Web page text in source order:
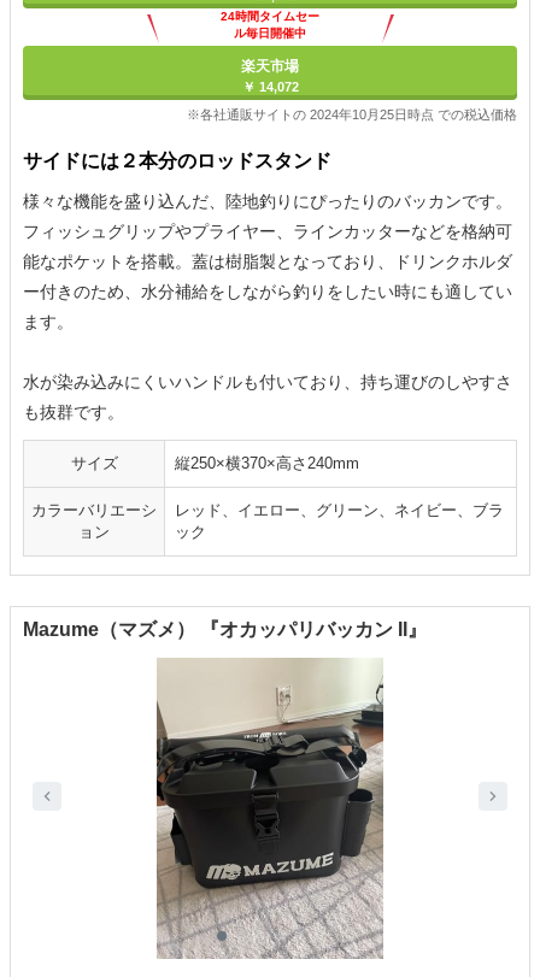
24時間タイムセー
ル毎日開催中
楽天市場
￥ 14,072
※各社通販サイトの 2024年10月25日時点 での税込価格
サイドには２本分のロッドスタンド
様々な機能を盛り込んだ、陸地釣りにぴったりのバッカンです。
フィッシュグリップやプライヤー、ラインカッターなどを格納可
能なポケットを搭載。蓋は樹脂製となっており、ドリンクホルダ
ー付きのため、水分補給をしながら釣りをしたい時にも適してい
ます。
水が染み込みにくいハンドルも付いており、持ち運びのしやすさ
も抜群です。
サイズ 縦250×横370×高さ240mm
カラーバリエーシ
ョン
‎レッド、イエロー、グリーン、ネイビー、ブラ
ック
Mazume（マズメ） 『オカッパリバッカン II』